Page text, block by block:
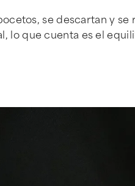
se descartan y
lo que cuenta es el